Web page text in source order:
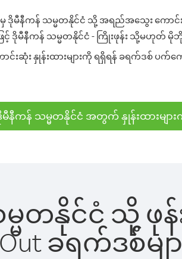
မှ ဒိုမီနီကန် သမ္မတနိုင်ငံ သို့ အရည်အသွေး ကောင်
င့် ဒိုမီနီကန် သမ္မတနိုင်ငံ - ကြိုးဖုန်း သို့မဟုတ်
ဆုံး နှုန်းထားများကို ရရှိရန် ခရက်ဒစ် ပက်
မီနီကန် သမ္မတနိုင်ငံ အတွက် နှုန်းထားများ
မ္မတနိုင်ငံ သို့
ခရက်ဒစ်မ